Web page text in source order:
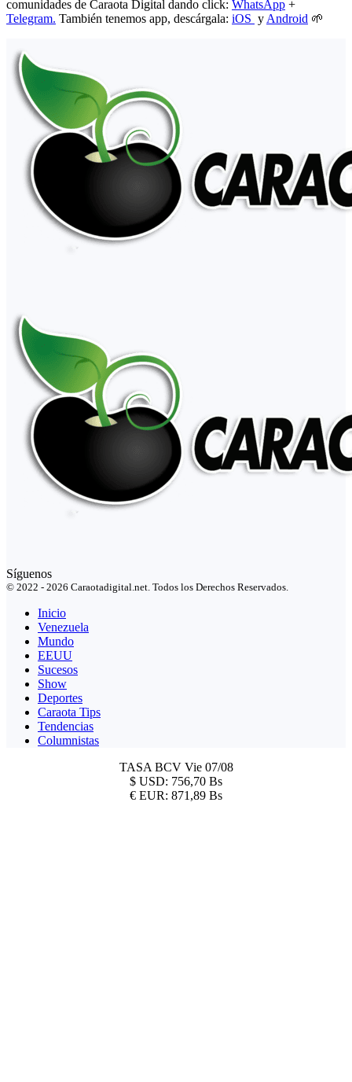
comunidades de Caraota Digital dando click: WhatsApp +
Telegram. También tenemos app, descárgala: iOS y Android 🌱
Síguenos
© 2022 - 2026 Caraotadigital.net. Todos los Derechos Reservados.
Inicio
Venezuela
Mundo
EEUU
Sucesos
Show
Deportes
Caraota Tips
Tendencias
Columnistas
TASA BCV Vie 07/08
$ USD: 756,70 Bs
€ EUR: 871,89 Bs